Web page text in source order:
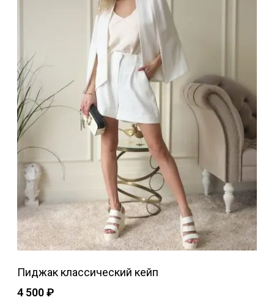
Пиджак классический кейп
4 500₽